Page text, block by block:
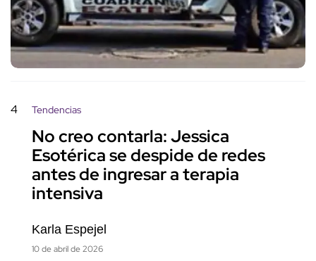
4 Tendencias
No creo contarla: Jessica
Esotérica se despide de redes
antes de ingresar a terapia
intensiva
Karla Espejel
10 de abril de 2026